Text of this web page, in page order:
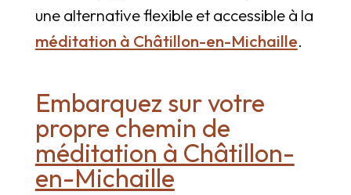
une alternative flexible et accessible à la
méditation à Châtillon-en-Michaille.
Embarquez sur votre
propre chemin de
méditation à Châtillon-
en-Michaille